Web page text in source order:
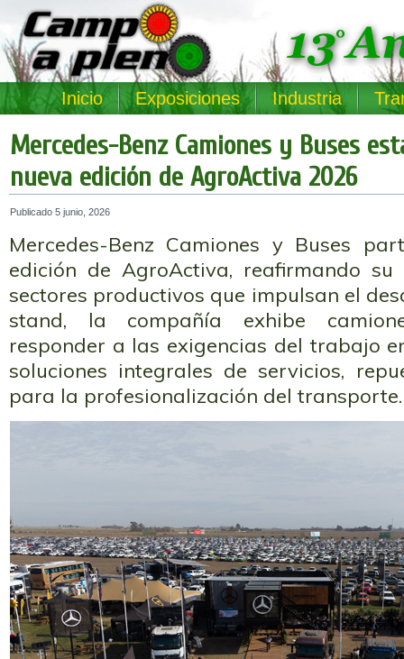
Inicio Exposiciones Industria
Mercedes-Benz Camiones y Buses
nueva edición de AgroActiva 2026
Publicado 5 junio, 2026
Mercedes-Benz Camiones y Buses
edición de AgroActiva, reafirmando su
sectores productivos que impulsan el
stand, la compañía exhibe
responder a las exigencias del trabajo
soluciones integrales de servicios,
para la profesionalización del transporte.